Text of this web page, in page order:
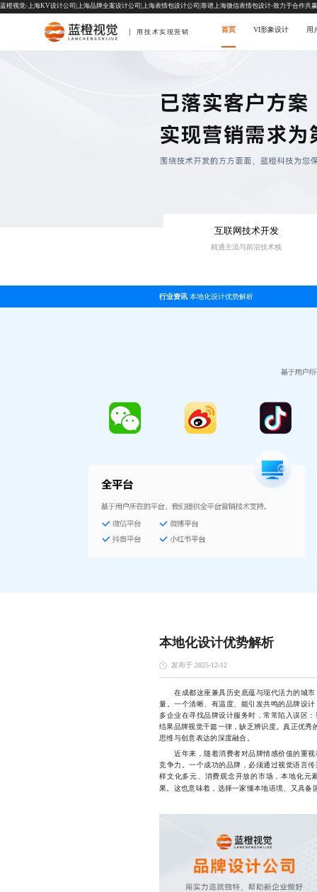
蓝橙视觉-上海KV设计公司|上海品牌全案设计公司|上海表情包设计公司|靠谱上海微信表情包设计-致力于合作共赢
用技术实现营销 首页 VI形象设计 用
互联网技术开发
精通主流与前沿技术栈
行业资讯 本地化设计优势解析
本地化设计优势解析
发布于 2025-12-12
在成都这座兼具历史底蕴与现代活力的城市
量。一个清晰、有温度、能引发共鸣的品牌设
多企业在寻找品牌设计服务时，常常陷入误区
结果品牌视觉千篇一律，缺乏辨识度。真正优秀
思维与创意表达的深度融合。
近年来，随着消费者对品牌情感价值的重视
竞争力。一个成功的品牌，必须通过视觉语言
样文化多元、消费观念开放的市场，本地化元
果。这也意味着，选择一家懂本地语境、又具备